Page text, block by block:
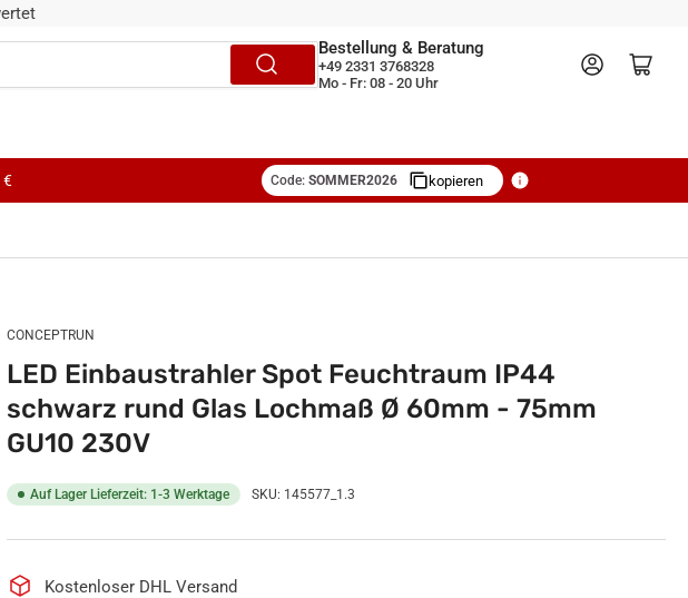
Bestellung & Beratung
+49 2331 3768328
Mo - Fr: 08 - 20 Uhr
AnmeldenMini-Warenkorb öffnen
€ Code: SOMMER2026 kopieren
CONCEPTRUN
LED Einbaustrahler Spot Feuchtraum IP44
schwarz rund Glas Lochmaß Ø 60mm - 75mm
GU10 230V
Auf Lager Lieferzeit: 1-3 Werktage SKU: 145577_1.3
Kostenloser DHL Versand